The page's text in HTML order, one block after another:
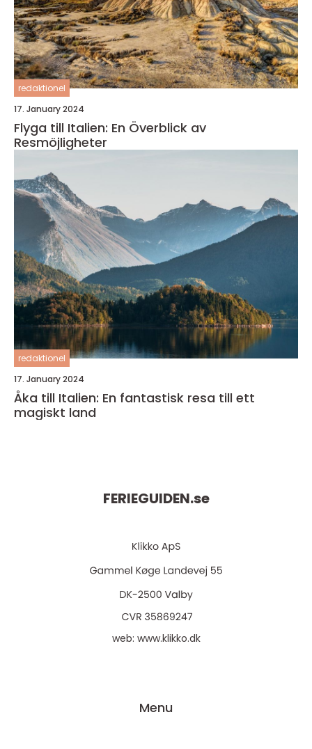
redaktionel
17. January 2024
Flyga till Italien: En Överblick av
Resmöjligheter
redaktionel
17. January 2024
Åka till Italien: En fantastisk resa till ett
magiskt land
FERIEGUIDEN.se
web: www.klikko.dk
Menu